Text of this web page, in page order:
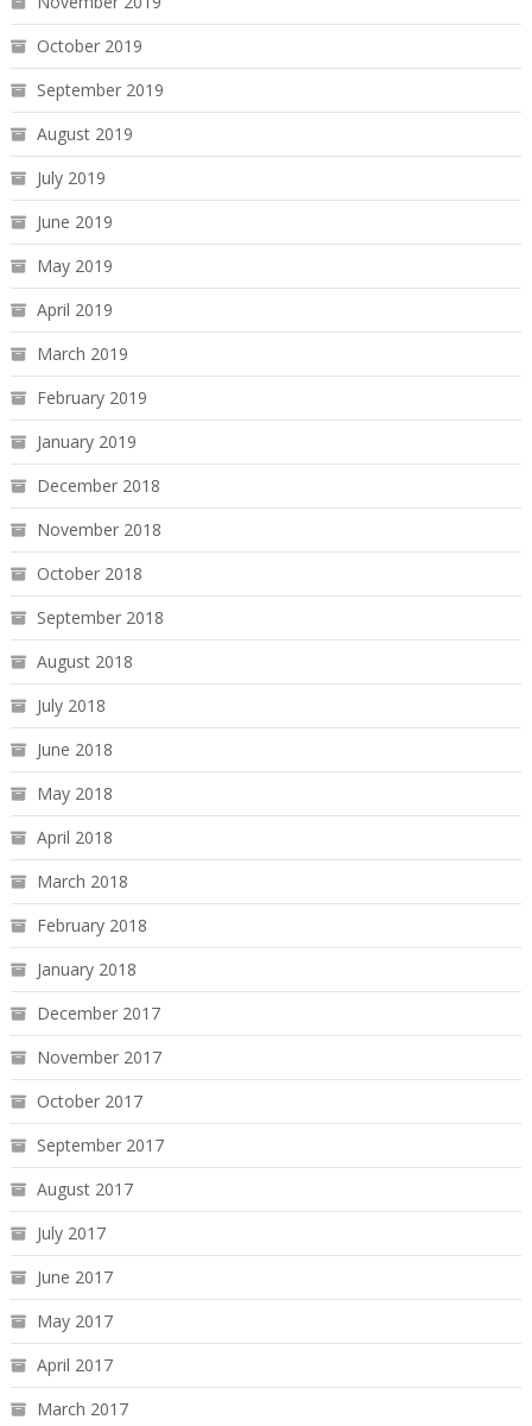
October 2019
September 2019
August 2019
July 2019
June 2019
May 2019
April 2019
March 2019
February 2019
January 2019
December 2018
November 2018
October 2018
September 2018
August 2018
July 2018
June 2018
May 2018
April 2018
March 2018
February 2018
January 2018
December 2017
November 2017
October 2017
September 2017
August 2017
July 2017
June 2017
May 2017
April 2017
March 2017